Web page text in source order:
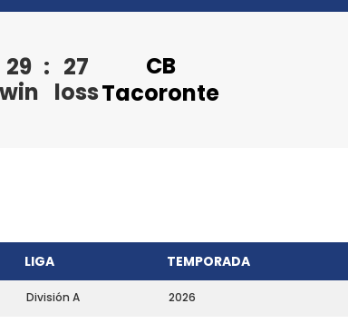
29
win
: 27
loss
CB
Tacoronte
LIGA TEMPORADA
División A 2026